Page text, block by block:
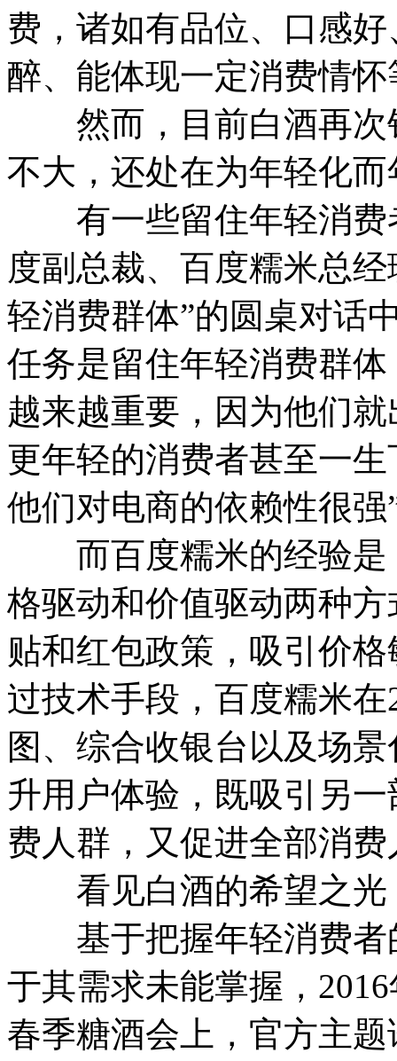
费，诸如有品位、口感
醉、能体现一定消费情怀
然而，目前白酒再次
不大，还处在为年轻化
有一些留住年轻消费
度副总裁、百度糯米总
轻消费群体”的圆桌对话
任务是留住年轻消费群
越来越重要，因为他们
更年轻的消费者甚至一
他们对电商的依赖性很强
而百度糯米的经验是
格驱动和价值驱动两种
贴和红包政策，吸引价
过技术手段，百度糯米
图、综合收银台以及场
升用户体验，既吸引另
费人群，又促进全部消
看见白酒的希望之光
基于把握年轻消费者
于其需求未能掌握，
春季糖酒会上，官方主